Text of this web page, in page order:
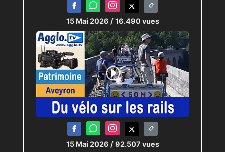
15 Mai 2026 / 16.490 vues
15 Mai 2026 / 92.507 vues